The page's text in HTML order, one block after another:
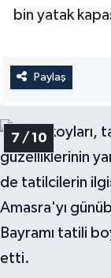
bin yatak
Paylaş
7 / 10